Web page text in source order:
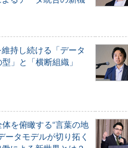
持し続ける「データ
」と「横断組織」
体を俯瞰する“言葉の地
ータモデルが切り拓く